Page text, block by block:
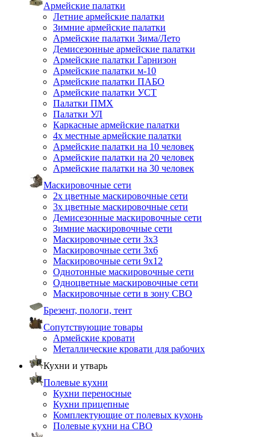
Армейские палатки
Летние армейские палатки
Зимние армейские палатки
Армейские палатки Зима/Лето
Демисезонные армейские палатки
Армейские палатки Гарнизон
Армейские палатки м-10
Армейские палатки ПАБО
Армейские палатки УСТ
Палатки ПМХ
Палатки УЛ
Каркасные армейские палатки
4х местные армейские палатки
Армейские палатки на 10 человек
Армейские палатки на 20 человек
Армейские палатки на 30 человек
Маскировочные сети
2х цветные маскировочные сети
3х цветные маскировочные сети
Демисезонные маскировочные сети
Зимние маскировочные сети
Маскировочные сети 3х3
Маскировочные сети 3х6
Маскировочные сети 9х12
Однотонные маскировочные сети
Одноцветные маскировочные сети
Маскировочные сети в зону СВО
Брезент, пологи, тент
Сопутствующие товары
Армейские кровати
Металлические кровати для рабочих
Кухни и утварь
Полевые кухни
Кухни переносные
Кухни прицепные
Комплектующие от полевых кухонь
Полевые кухни на СВО